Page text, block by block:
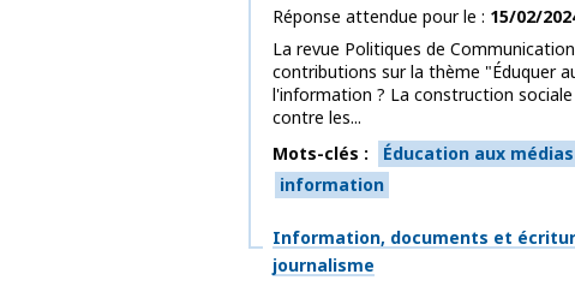
Réponse attendue pour le
15/02/
La revue Politiques de
contributions sur la thème "Éduquer
l'information ? La construction sociale
contre les...
Mots-clés
Éducation aux
information
Thématiques
Information, documents et
journalisme